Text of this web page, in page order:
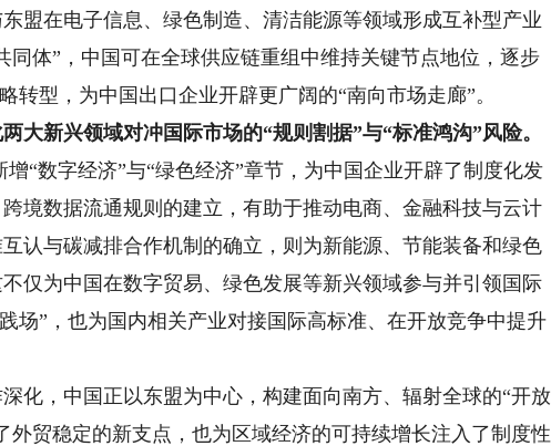
盟在电子信息、绿色制造、清洁能源等领域形成互补型产业
同体”，中国可在全球供应链重组中维持关键节点地位，逐步
转型，为中国出口企业开辟更广阔的“南向市场走廊”。
新兴领域对冲国际市场的“规则割据”与“标准鸿沟”风险。
“数字经济”与“绿色经济”章节，为中国企业开辟了制度化发
境数据流通规则的建立，有助于推动电商、金融科技与云计
认与碳减排合作机制的确立，则为新能源、节能装备和绿色
仅为中国在数字贸易、绿色发展等新兴领域参与并引领国际
场”，也为国内相关产业对接国际高标准、在开放竞争中提升
，中国正以东盟为中心，构建面向南方、辐射全球的“开放
外贸稳定的新支点，也为区域经济的可持续增长注入了制度性